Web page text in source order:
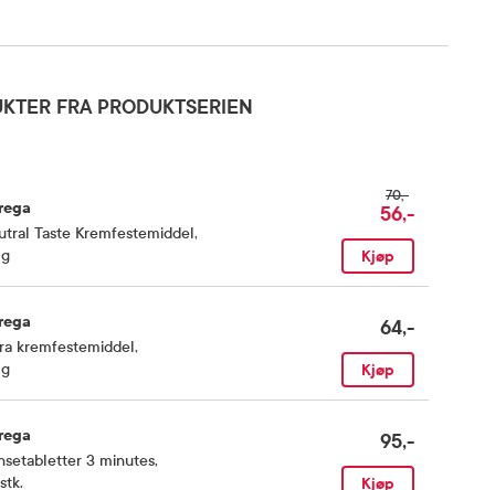
FRA PRODUKTSERIEN
Taste Kremfestemiddel,
70,-
56,-
Kjøp
kremfestemiddel,
64,-
Kjøp
3 minutes,
95,-
Kjøp